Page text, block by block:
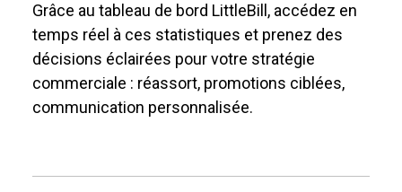
Grâce au tableau de bord LittleBill, accédez en
temps réel à ces statistiques et prenez des
décisions éclairées pour votre stratégie
commerciale : réassort, promotions ciblées,
communication personnalisée.